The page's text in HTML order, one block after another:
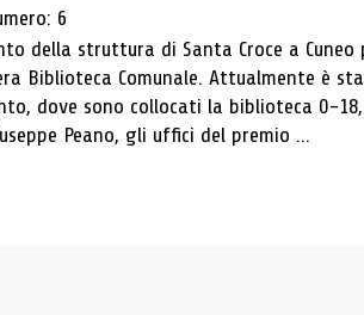
6
della struttura di Santa Croce a Cuneo
Biblioteca Comunale. Attualmente è
dove sono collocati la biblioteca 0-
Peano, gli uffici del premio ...